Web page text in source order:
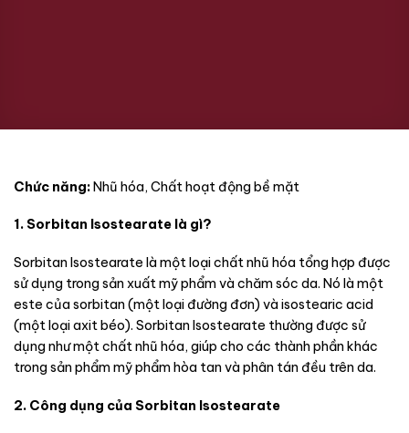
Chức năng:Nhũ hóa, Chất hoạt động bề mặt
1. Sorbitan Isostearate là gì?
Sorbitan Isostearate là một loại chất nhũ hóa tổng hợp được
sử dụng trong sản xuất mỹ phẩm và chăm sóc da. Nó là một
este của sorbitan (một loại đường đơn) và isostearic acid
(một loại axit béo). Sorbitan Isostearate thường được sử
dụng như một chất nhũ hóa, giúp cho các thành phần khác
trong sản phẩm mỹ phẩm hòa tan và phân tán đều trên da.
2. Công dụng của Sorbitan Isostearate